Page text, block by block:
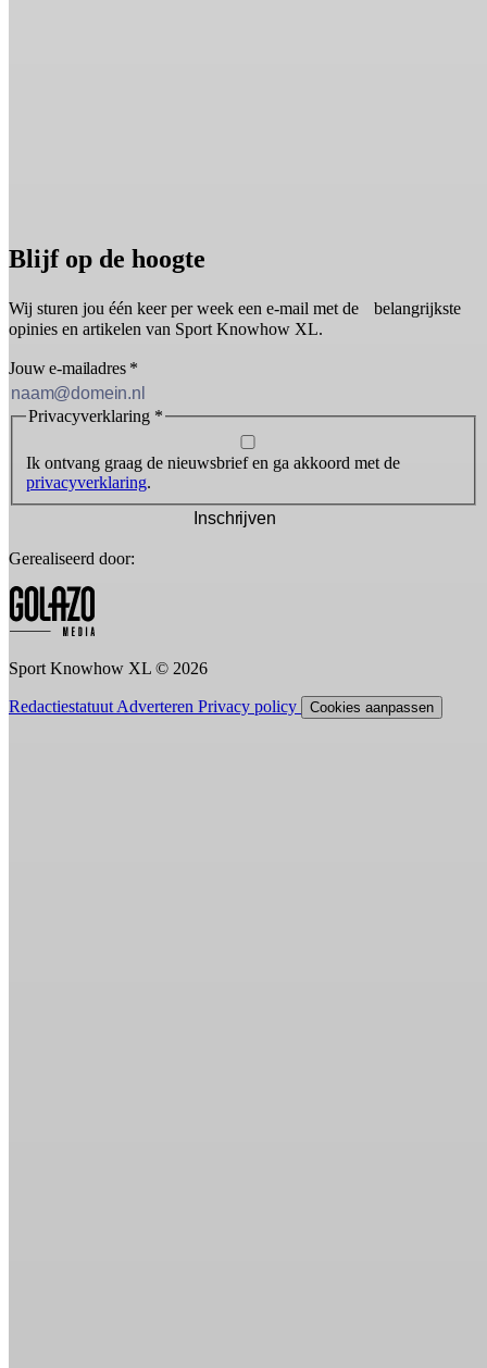
Blijf op de hoogte
Wij sturen jou één keer per week een e-mail met de belangrijkste
opinies en artikelen van Sport Knowhow XL.
Jouw e-mailadres *
Privacyverklaring *
Ik ontvang graag de nieuwsbrief en ga akkoord met de
privacyverklaring.
Inschrijven
Gerealiseerd door:
Sport Knowhow XL © 2026
Redactiestatuut Adverteren Privacy policy Cookies aanpassen